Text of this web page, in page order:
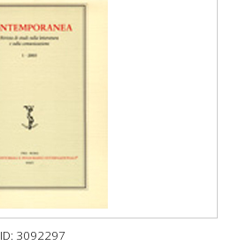
ID: 3092297